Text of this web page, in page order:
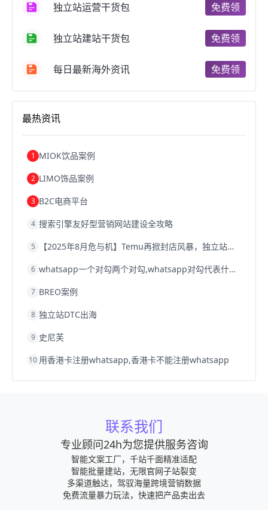
跨境电商费用美国跨境电商
天津跨境电商东南亚跨境电商
跨境电商b2b阿里巴巴跨境电商
跨境电商关税
跨境电商建站
浙江跨境电商宁波跨境电商跨境电商的模式
跨境电商优势跨境电商的优势
独立站运营干货包 免费领
独立站建站干货包 免费领
每日最新海外资讯 免费领
最热资讯
1 MIOK饮品案例
2 LIMO饰品案例
3 B2C电商平台
4 搜索引擎友好型营销网站建设全攻略
5 【2025年8月危与机】Temu再掀封店风暴，独立站才是跨境卖家的避险通道
6 whatsapp一个对勾两个对勾,whatsapp对勾代表什么意思
7 BREO案例
8 独立站DTC出海
9 史尼芙
10 用香港卡注册whatsapp,香港卡不能注册whatsapp
联系我们
专业顾问24h为您提供服务咨询
智能文案工厂，千站千面精准适配
智能批量建站，无限官网子站裂变
多渠道触达，驾驭海量跨境营销数据
免费流量暴力玩法，快速把产品卖出去